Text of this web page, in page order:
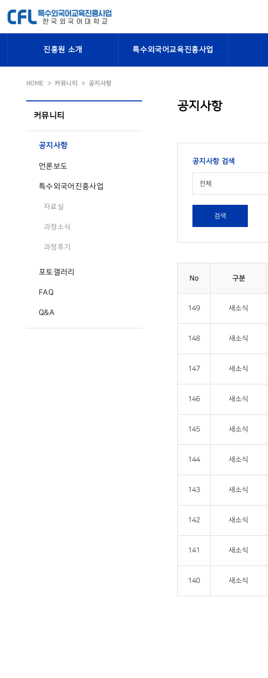
진흥원 소개 특수외국어교육진흥사업
HOME 커뮤니티 공지사항
커뮤니티
공지사항
언론보도
특수외국어진흥사업
자료실
과정소식
과정후기
포토갤러리
FAQ
Q&A
공지사항
공지사항 검색
전체
검색
No 구분
149 새소식
148 새소식
147 새소식
146 새소식
145 새소식
144 새소식
143 새소식
142 새소식
141 새소식
140 새소식